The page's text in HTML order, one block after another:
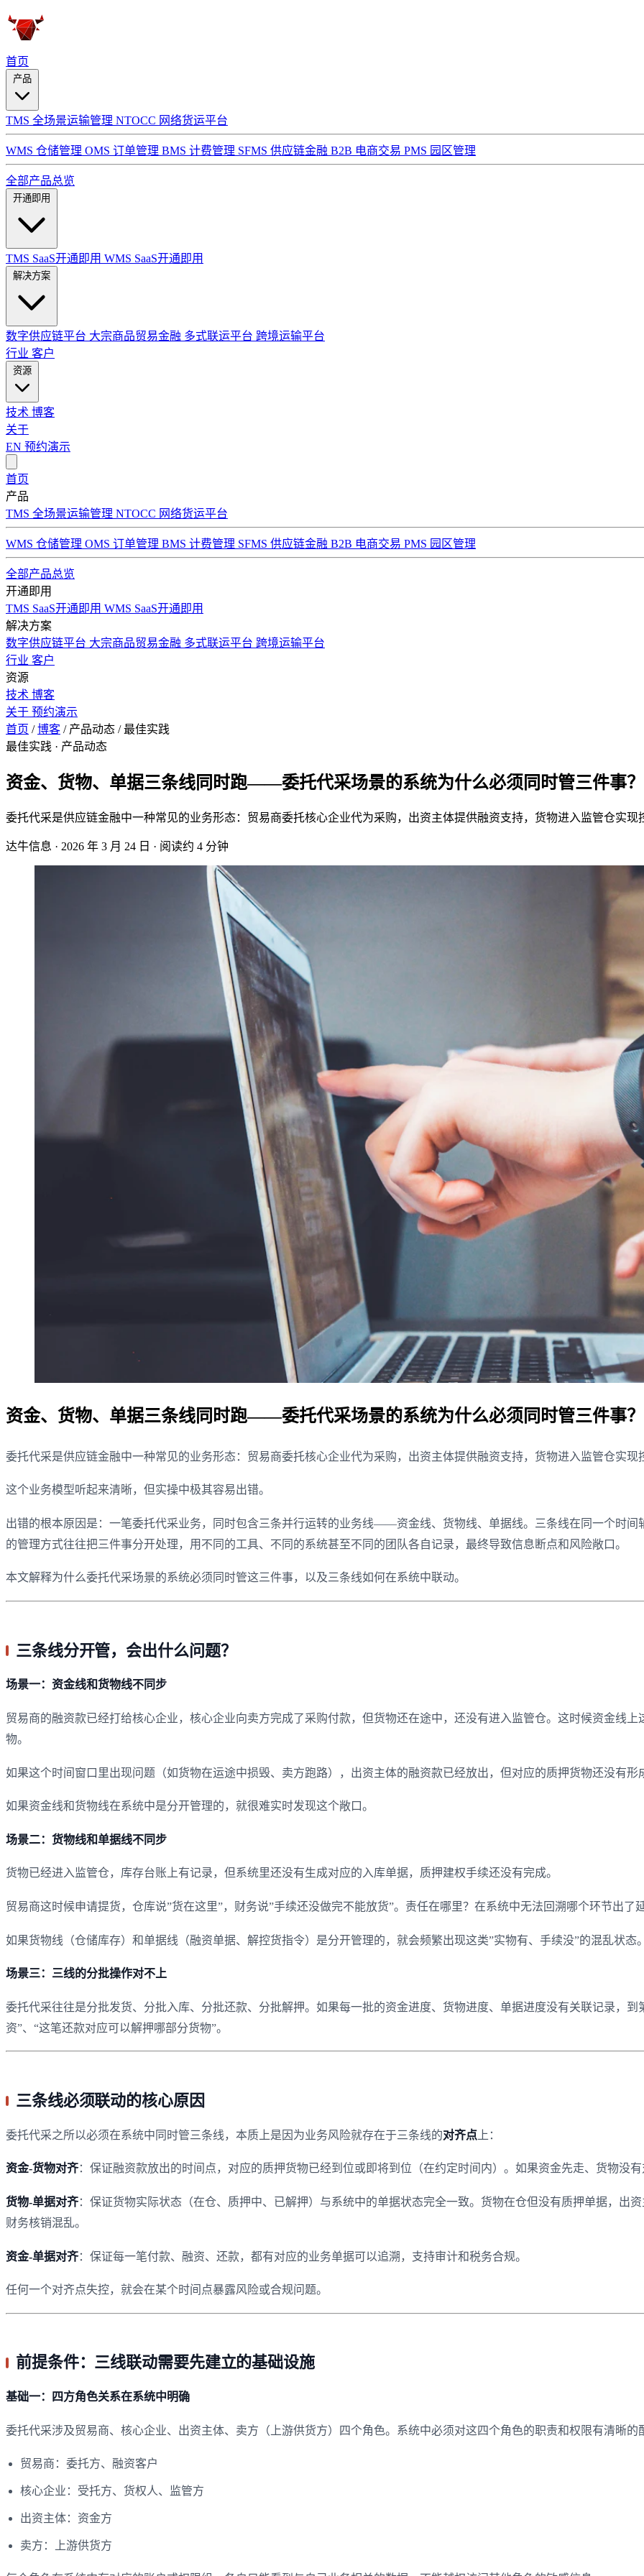
首页
TMS 全场景运输管理 NTOCC 网络货运平台
WMS 仓储管理 OMS 订单管理 BMS 计费管理 SFMS 供应链金融 B2B 电商交易 PMS 园区管理
全部产品总览
TMS SaaS开通即用 WMS SaaS开通即用
数字供应链平台 大宗商品贸易金融 多式联运平台 跨境运输平台
行业 客户
技术 博客
关于
EN 预约演示
首页
产品
TMS 全场景运输管理 NTOCC 网络货运平台
WMS 仓储管理 OMS 订单管理 BMS 计费管理 SFMS 供应链金融 B2B 电商交易 PMS 园区管理
全部产品总览
开通即用
TMS SaaS开通即用 WMS SaaS开通即用
解决方案
数字供应链平台 大宗商品贸易金融 多式联运平台 跨境运输平台
行业 客户
资源
技术 博客
关于 预约演示
首页 / 博客 / 产品动态 / 最佳实践
最佳实践 · 产品动态
资金、货物、单据三条线同时跑——委托代采场景的系统为什么必须同时管三件事？
委托代采是供应链金融中一种常见的业务形态：贸易商委托核心企业代为采购，出资主体提供融资支持，货物进入监管仓实现
达牛信息 · 2026 年 3 月 24 日 · 阅读约 4 分钟
资金、货物、单据三条线同时跑——委托代采场景的系统为什么必须同时管三件事？
委托代采是供应链金融中一种常见的业务形态：贸易商委托核心企业代为采购，出资主体提供融资支持，货物进入监管仓实现
这个业务模型听起来清晰，但实操中极其容易出错。
出错的根本原因是：一笔委托代采业务，同时包含三条并行运转的业务线——资金线、货物线、单据线。三条线在同一个时
的管理方式往往把三件事分开处理，用不同的工具、不同的系统甚至不同的团队各自记录，最终导致信息断点和风险敞口。
本文解释为什么委托代采场景的系统必须同时管这三件事，以及三条线如何在系统中联动。
三条线分开管，会出什么问题？
场景一：资金线和货物线不同步
贸易商的融资款已经打给核心企业，核心企业向卖方完成了采购付款，但货物还在途中，还没有进入监管仓。这时候资金线
物。
如果这个时间窗口里出现问题（如货物在运途中损毁、卖方跑路），出资主体的融资款已经放出，但对应的质押货物还没有形
如果资金线和货物线在系统中是分开管理的，就很难实时发现这个敞口。
场景二：货物线和单据线不同步
货物已经进入监管仓，库存台账上有记录，但系统里还没有生成对应的入库单据，质押建权手续还没有完成。
贸易商这时候申请提货，仓库说”货在这里”，财务说”手续还没做完不能放货”。责任在哪里？在系统中无法回溯哪个环节出了
如果货物线（仓储库存）和单据线（融资单据、解控货指令）是分开管理的，就会频繁出现这类”实物有、手续没”的混乱状态
场景三：三线的分批操作对不上
委托代采往往是分批发货、分批入库、分批还款、分批解押。如果每一批的资金进度、货物进度、单据进度没有关联记录，
资”、“这笔还款对应可以解押哪部分货物”。
三条线必须联动的核心原因
委托代采之所以必须在系统中同时管三条线，本质上是因为业务风险就存在于三条线的对齐点 上：
资金-货物对齐：保证融资款放出的时间点，对应的质押货物已经到位或即将到位（在约定时间内）。如果资金先走、货物没
货物-单据对齐：保证货物实际状态（在仓、质押中、已解押）与系统中的单据状态完全一致。货物在仓但没有质押单据，出
财务核销混乱。
资金-单据对齐：保证每一笔付款、融资、还款，都有对应的业务单据可以追溯，支持审计和税务合规。
任何一个对齐点失控，就会在某个时间点暴露风险或合规问题。
前提条件：三线联动需要先建立的基础设施
基础一：四方角色关系在系统中明确
委托代采涉及贸易商、核心企业、出资主体、卖方（上游供货方）四个角色。系统中必须对这四个角色的职责和权限有清晰的
贸易商：委托方、融资客户
核心企业：受托方、货权人、监管方
出资主体：资金方
卖方：上游供货方